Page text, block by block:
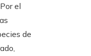
el
de